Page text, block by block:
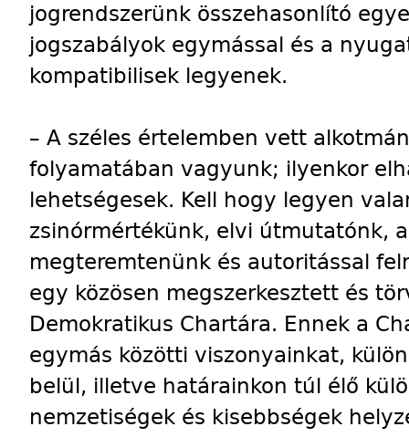
jogrendszerünk összehasonlító
jogszabályok egymással és a
kompatibilisek legyenek.
– A széles értelemben vett
folyamatában vagyunk; ilyenkor
lehetségesek. Kell hogy legyen
zsinórmértékünk, elvi útmutatónk,
megteremtenünk és autoritással
egy közösen megszerkesztett és
Demokratikus Chartára. Ennek a
egymás közötti viszonyainkat,
belül, illetve határainkon túl élő
nemzetiségek és kisebbségek